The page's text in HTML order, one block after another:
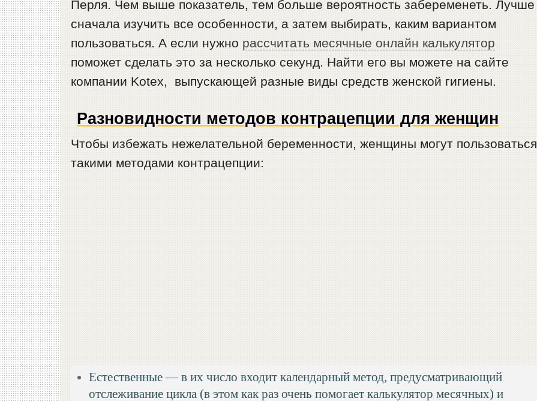
Перля. Чем выше показатель, тем больше вероятность забеременеть. Лучше
сначала изучить все особенности, а затем выбирать, каким вариантом
пользоваться. А если нужно рассчитать месячные онлайн калькулятор
поможет сделать это за несколько секунд. Найти его вы можете на сайте
компании Kotex, выпускающей разные виды средств женской гигиены.
Разновидности методов контрацепции для женщин
Чтобы избежать нежелательной беременности, женщины могут пользоваться
такими методами контрацепции:
Естественные — в их число входит календарный метод, предусматривающий
отслеживание цикла (в этом как раз очень помогает калькулятор месячных) и